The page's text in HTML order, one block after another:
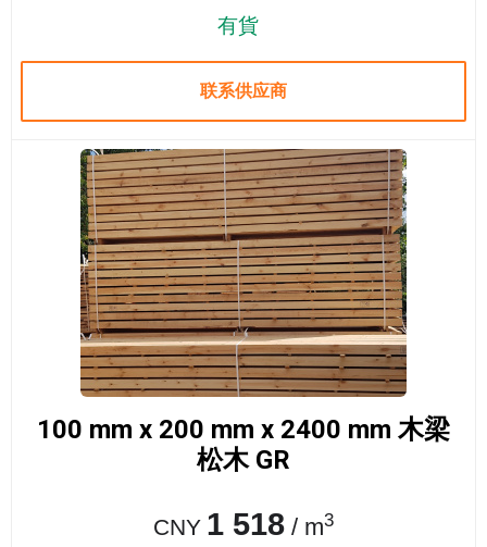
有貨
联系供应商
100 mm x 200 mm x 2400 mm 木梁
松木 GR
CNY 1 518 / m3